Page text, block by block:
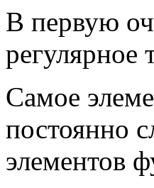
В первую
регулярное
Самое
постоянно
элементов